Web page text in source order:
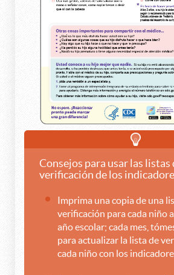
Consejos para usar las listas
verificación de los
Imprima una copia de una
verificación para cada niño
año escolar; cada mes,
para actualizar la lista de
cada niño con los